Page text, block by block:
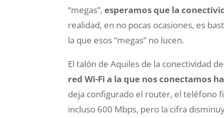
“megas”,esperamos que la
realidad, en no pocas ocasiones, es
la que esos “megas” no lucen.
El talón de Aquiles de la conectividad
red Wi-Fi a la que nos conectamos
deja configurado el router, el teléfono
incluso 600 Mbps, pero la cifra